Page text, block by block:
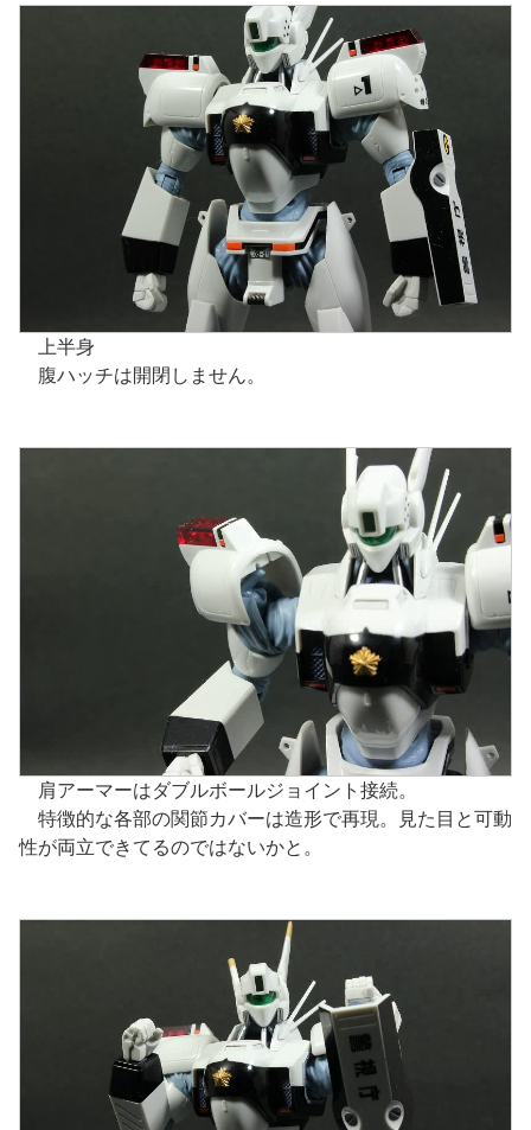
上半身
腹ハッチは開閉しません。
肩アーマーはダブルボールジョイント接続。
特徴的な各部の関節カバーは造形で再現。見た目と可動
性が両立できてるのではないかと。